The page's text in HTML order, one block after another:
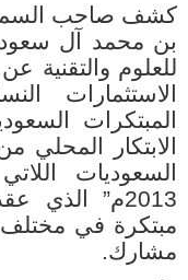
كشف صاحب السمو
بن محمد آل سعود,
للعلوم والتقنية
الاستثمارات
المبتكرات
الابتكار المحلي
السعوديات
مشارك.